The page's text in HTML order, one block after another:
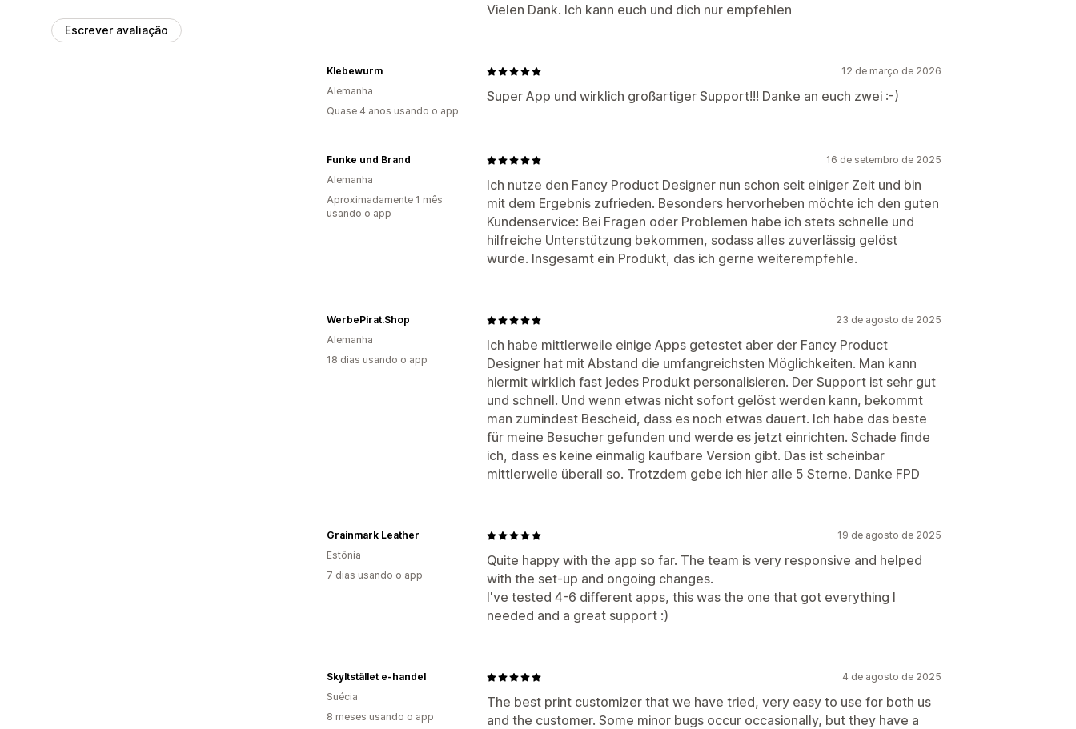
Escrever avaliação
Vielen Dank. Ich kann euch und dich nur empfehlen
12 de março de 2026
Super App und wirklich großartiger Support!!! Danke an euch zwei :-)
Klebewurm
Alemanha
Quase 4 anos usando o app
16 de setembro de 2025
Ich nutze den Fancy Product Designer nun schon seit einiger Zeit und bin
mit dem Ergebnis zufrieden. Besonders hervorheben möchte ich den guten
Kundenservice: Bei Fragen oder Problemen habe ich stets schnelle und
hilfreiche Unterstützung bekommen, sodass alles zuverlässig gelöst
wurde. Insgesamt ein Produkt, das ich gerne weiterempfehle.
Funke und Brand
Alemanha
Aproximadamente 1 mês
usando o app
23 de agosto de 2025
Ich habe mittlerweile einige Apps getestet aber der Fancy Product
Designer hat mit Abstand die umfangreichsten Möglichkeiten. Man kann
hiermit wirklich fast jedes Produkt personalisieren. Der Support ist sehr gut
und schnell. Und wenn etwas nicht sofort gelöst werden kann, bekommt
man zumindest Bescheid, dass es noch etwas dauert. Ich habe das beste
für meine Besucher gefunden und werde es jetzt einrichten. Schade finde
ich, dass es keine einmalig kaufbare Version gibt. Das ist scheinbar
mittlerweile überall so. Trotzdem gebe ich hier alle 5 Sterne. Danke FPD
WerbePirat.Shop
Alemanha
18 dias usando o app
19 de agosto de 2025
Quite happy with the app so far. The team is very responsive and helped
with the set-up and ongoing changes.
I've tested 4-6 different apps, this was the one that got everything I
needed and a great support :)
Grainmark Leather
Estônia
7 dias usando o app
4 de agosto de 2025
The best print customizer that we have tried, very easy to use for both us
and the customer. Some minor bugs occur occasionally, but they have a
Skyltstället e-handel
Suécia
8 meses usando o app